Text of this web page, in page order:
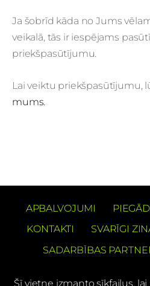
Ja šobrīd kāda no Jums
veikalā, tās ir iespējams
priekšpasūtījumu.
Lai veiktu priekšpasūtījumu,
mums.
APBALVOJUMI
KONTAKTI
SVARĪGI
SADARBĪBAS
Šī vietne izmanto sīkfailus,